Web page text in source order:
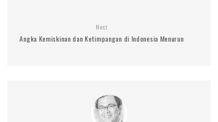
Next
Angka Kemiskinan dan Ketimpangan di Indonesia Menurun